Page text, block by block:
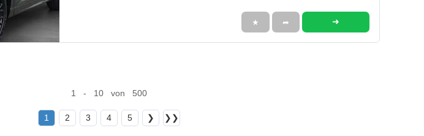
★ ➦ ➜
1 - 10 von 500
1 2 3 4 5 ❯ ❯❯